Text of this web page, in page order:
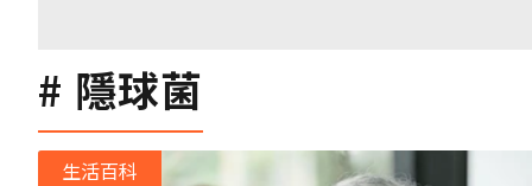
隱球菌
生活百科